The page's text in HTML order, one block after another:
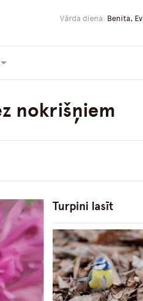
Vārda diena: Benita,
nokrišņiem
Turpini lasīt